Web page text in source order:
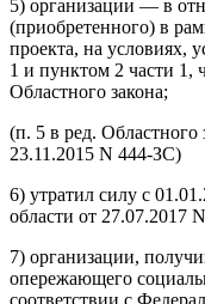
5) организации — в
(приобретенного) в
проекта, на условиях,
1 и пунктом 2 части 1,
Областного закона;
(п. 5 в ред. Областного
23.11.2015 N 444-ЗС)
6) утратил силу с
области от 27.07.2017
7) организации,
опережающего
соответствии с